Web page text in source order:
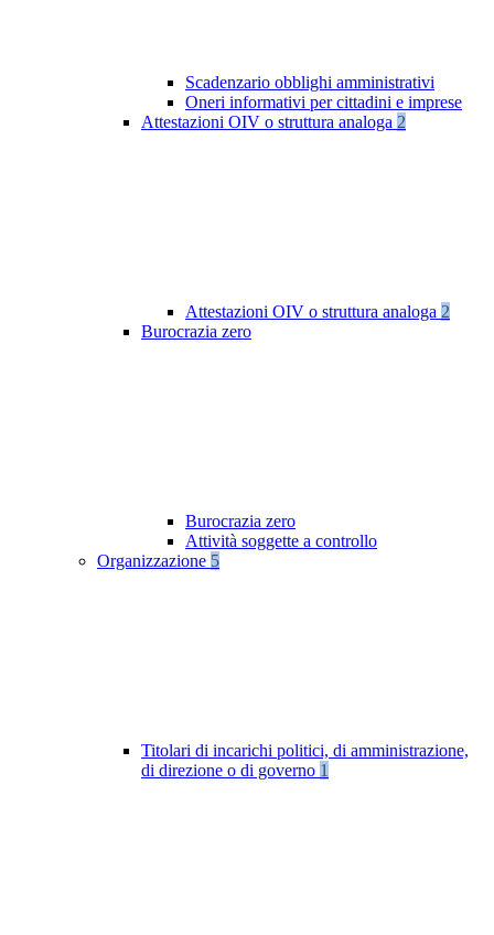
Scadenzario obblighi amministrativi
Oneri informativi per cittadini e imprese
Attestazioni OIV o struttura analoga 2
Attestazioni OIV o struttura analoga 2
Burocrazia zero
Burocrazia zero
Attività soggette a controllo
Organizzazione 5
Titolari di incarichi politici, di amministrazione,
di direzione o di governo 1